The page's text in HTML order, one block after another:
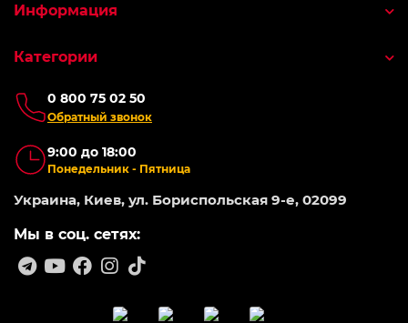
0 800 75 02 50
Обратный звонок
9:00 до 18:00
Понедельник - Пятница
Украина, Киев, ул. Бориспольская 9-е, 02099
Мы в соц. сетях:
Информация
Категории